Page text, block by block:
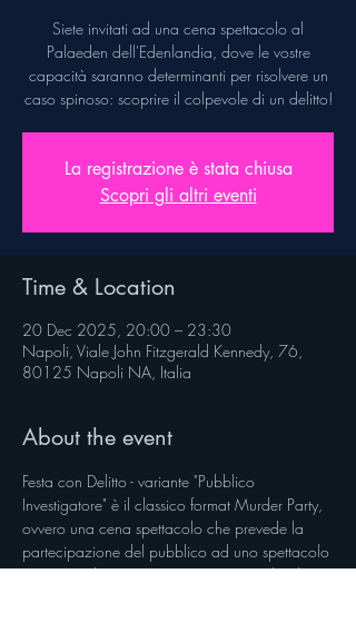
Siete invitati ad una cena spettacolo al
Palaeden dell'Edenlandia, dove le vostre
capacità saranno determinanti per risolvere un
caso spinoso: scoprire il colpevole di un delitto!
La registrazione è stata chiusa
Scopri gli altri eventi
Time & Location
20 Dec 2025, 20:00 – 23:30
Napoli, Viale John Fitzgerald Kennedy, 76,
80125 Napoli NA, Italia
About the event
Festa con Delitto - variante "Pubblico
Investigatore" è il classico format Murder Party,
ovvero una cena spettacolo che prevede la
partecipazione del pubblico ad uno spettacolo
interattivo dinamico. Un gioco a squadre di